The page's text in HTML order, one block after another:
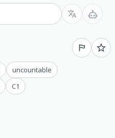
uncountable
C1